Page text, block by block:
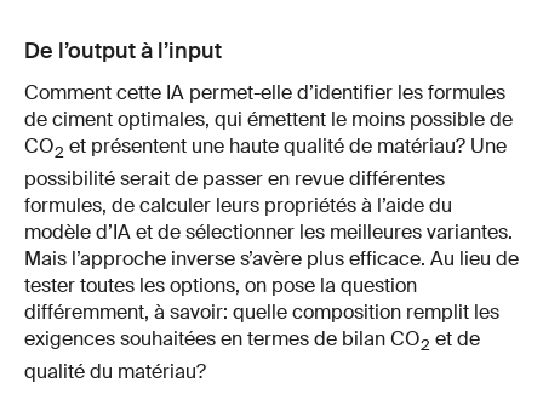
De l’output à l’input
Comment cette IA permet-elle d’identifier les formules
de ciment optimales, qui émettent le moins possible de
CO2 et présentent une haute qualité de matériau? Une
possibilité serait de passer en revue différentes
formules, de calculer leurs propriétés à l’aide du
modèle d’IA et de sélectionner les meilleures variantes.
Mais l’approche inverse s’avère plus efficace. Au lieu de
tester toutes les options, on pose la question
différemment, à savoir: quelle composition remplit les
exigences souhaitées en termes de bilan CO2 et de
qualité du matériau?